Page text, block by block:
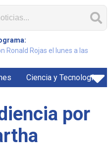
Ronald Rojas el lunes a las
Ciencia y Tecnología
por